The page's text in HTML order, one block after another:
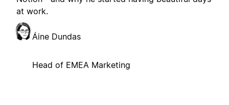
at work.
Áine Dundas
Head of EMEA Marketing